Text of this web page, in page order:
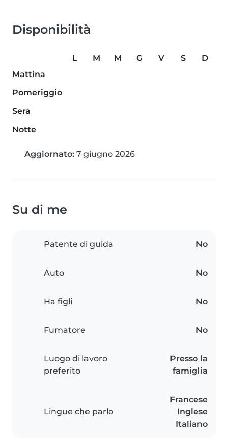
Disponibilità
L M M G V S
D
Mattina
Pomeriggio
Sera
Notte
Aggiornato: 7 giugno 2026
Su di me
Patente di guida No
Auto No
Ha figli No
Fumatore No
Luogo di lavoro
preferito
Presso la
famiglia
Lingue che parlo
Francese
Inglese
Italiano